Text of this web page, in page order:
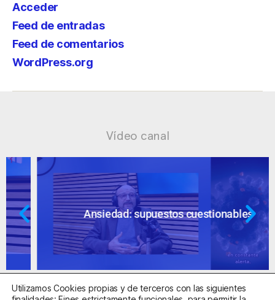
Acceder
Feed de entradas
Feed de comentarios
WordPress.org
Vídeo canal
Ansiedad: supuestos cuestionables
Utilizamos Cookies propias y de terceros con las siguientes